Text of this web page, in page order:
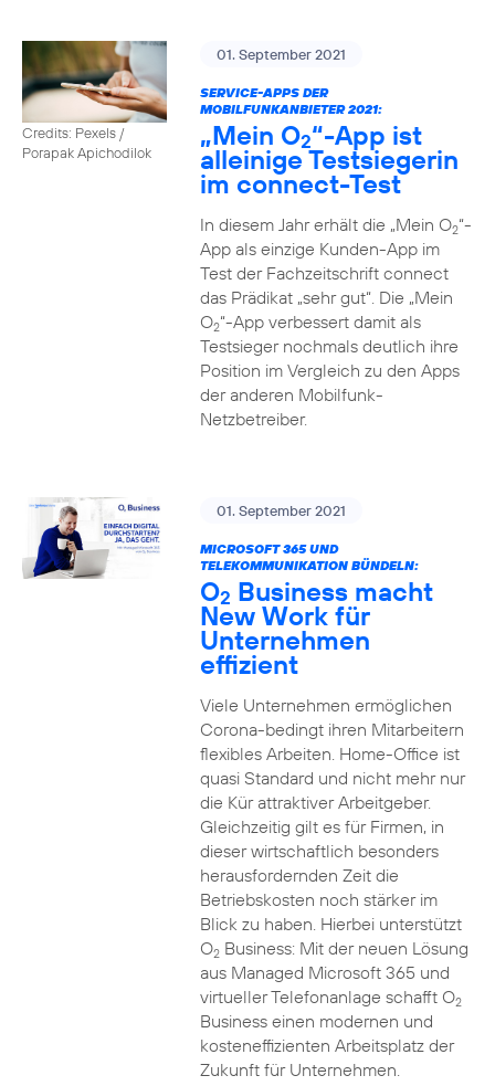
Credits: Pexels /
Porapak Apichodilok
01. September 2021
SERVICE-APPS DER
MOBILFUNKANBIETER 2021:
„Mein O2“-App ist
alleinige Testsiegerin
im connect-Test
In diesem Jahr erhält die „Mein O2“-
App als einzige Kunden-App im
Test der Fachzeitschrift connect
das Prädikat „sehr gut“. Die „Mein
O2“-App verbessert damit als
Testsieger nochmals deutlich ihre
Position im Vergleich zu den Apps
der anderen Mobilfunk-
Netzbetreiber.
01. September 2021
MICROSOFT 365 UND
TELEKOMMUNIKATION BÜNDELN:
O2 Business macht
New Work für
Unternehmen
effizient
Viele Unternehmen ermöglichen
Corona-bedingt ihren Mitarbeitern
flexibles Arbeiten. Home-Office ist
quasi Standard und nicht mehr nur
die Kür attraktiver Arbeitgeber.
Gleichzeitig gilt es für Firmen, in
dieser wirtschaftlich besonders
herausfordernden Zeit die
Betriebskosten noch stärker im
Blick zu haben. Hierbei unterstützt
O2Business: Mit der neuen Lösung
aus Managed Microsoft 365 und
virtueller Telefonanlage schafft O2
Business einen modernen und
kosteneffizienten Arbeitsplatz der
Zukunft für Unternehmen.